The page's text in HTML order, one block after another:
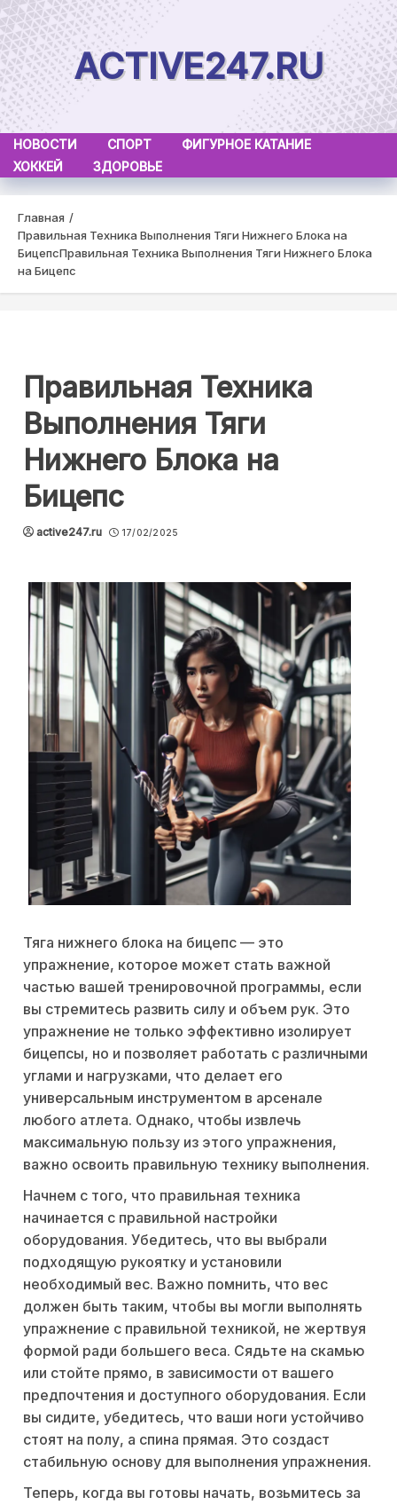
Skip
to
content
ACTIVE247.RU
НОВОСТИ СПОРТ
ФИГУРНОЕ КАТАНИЕ
ХОККЕЙ
ЗДОРОВЬЕ
Главная
Правильная Техника Выполнения Тяги Нижнего Блока на
БицепсПравильная Техника Выполнения Тяги Нижнего Блока
на Бицепс
Правильная Техника
Выполнения Тяги
Нижнего Блока на
Бицепс
active247.ru 17/02/2025
Тяга нижнего блока на бицепс — это
упражнение, которое может стать важной
частью вашей тренировочной программы, если
вы стремитесь развить силу и объем рук. Это
упражнение не только эффективно изолирует
бицепсы, но и позволяет работать с различными
углами и нагрузками, что делает его
универсальным инструментом в арсенале
любого атлета. Однако, чтобы извлечь
максимальную пользу из этого упражнения,
важно освоить правильную технику выполнения.
Начнем с того, что правильная техника
начинается с правильной настройки
оборудования. Убедитесь, что вы выбрали
подходящую рукоятку и установили
необходимый вес. Важно помнить, что вес
должен быть таким, чтобы вы могли выполнять
упражнение с правильной техникой, не жертвуя
формой ради большего веса. Сядьте на скамью
или стойте прямо, в зависимости от вашего
предпочтения и доступного оборудования. Если
вы сидите, убедитесь, что ваши ноги устойчиво
стоят на полу, а спина прямая. Это создаст
стабильную основу для выполнения упражнения.
Теперь, когда вы готовы начать, возьмитесь за